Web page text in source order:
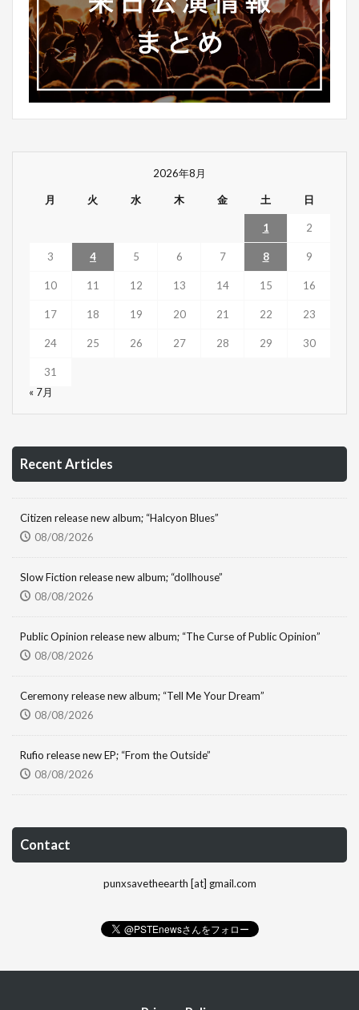
2026年8月
月 火 水 木 金 土 日
1 2
3 4 5 6 7 8 9
10 11 12 13 14 15 16
17 18 19 20 21 22 23
24 25 26 27 28 29 30
31
« 7月
Recent Articles
Citizen release new album; “Halcyon Blues”
08/08/2026
Slow Fiction release new album; “dollhouse”
08/08/2026
Public Opinion release new album; “The Curse of Public Opinion”
08/08/2026
Ceremony release new album; “Tell Me Your Dream”
08/08/2026
Rufio release new EP; “From the Outside”
08/08/2026
Contact
punxsavetheearth [at] gmail.com